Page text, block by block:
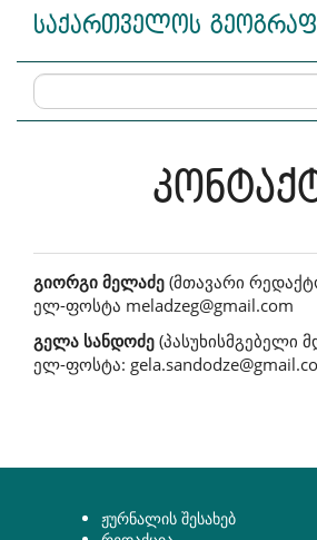
Main
Navigation
Main
Sidebar
საქართველოს
გიორგი მელაძე (მთავარი
ელ-ფოსტა meladzeg@gmail.com
გელა სანდოძე (პასუხისმგებელი
ელ-ფოსტა:
ჟურნალის შესახებ